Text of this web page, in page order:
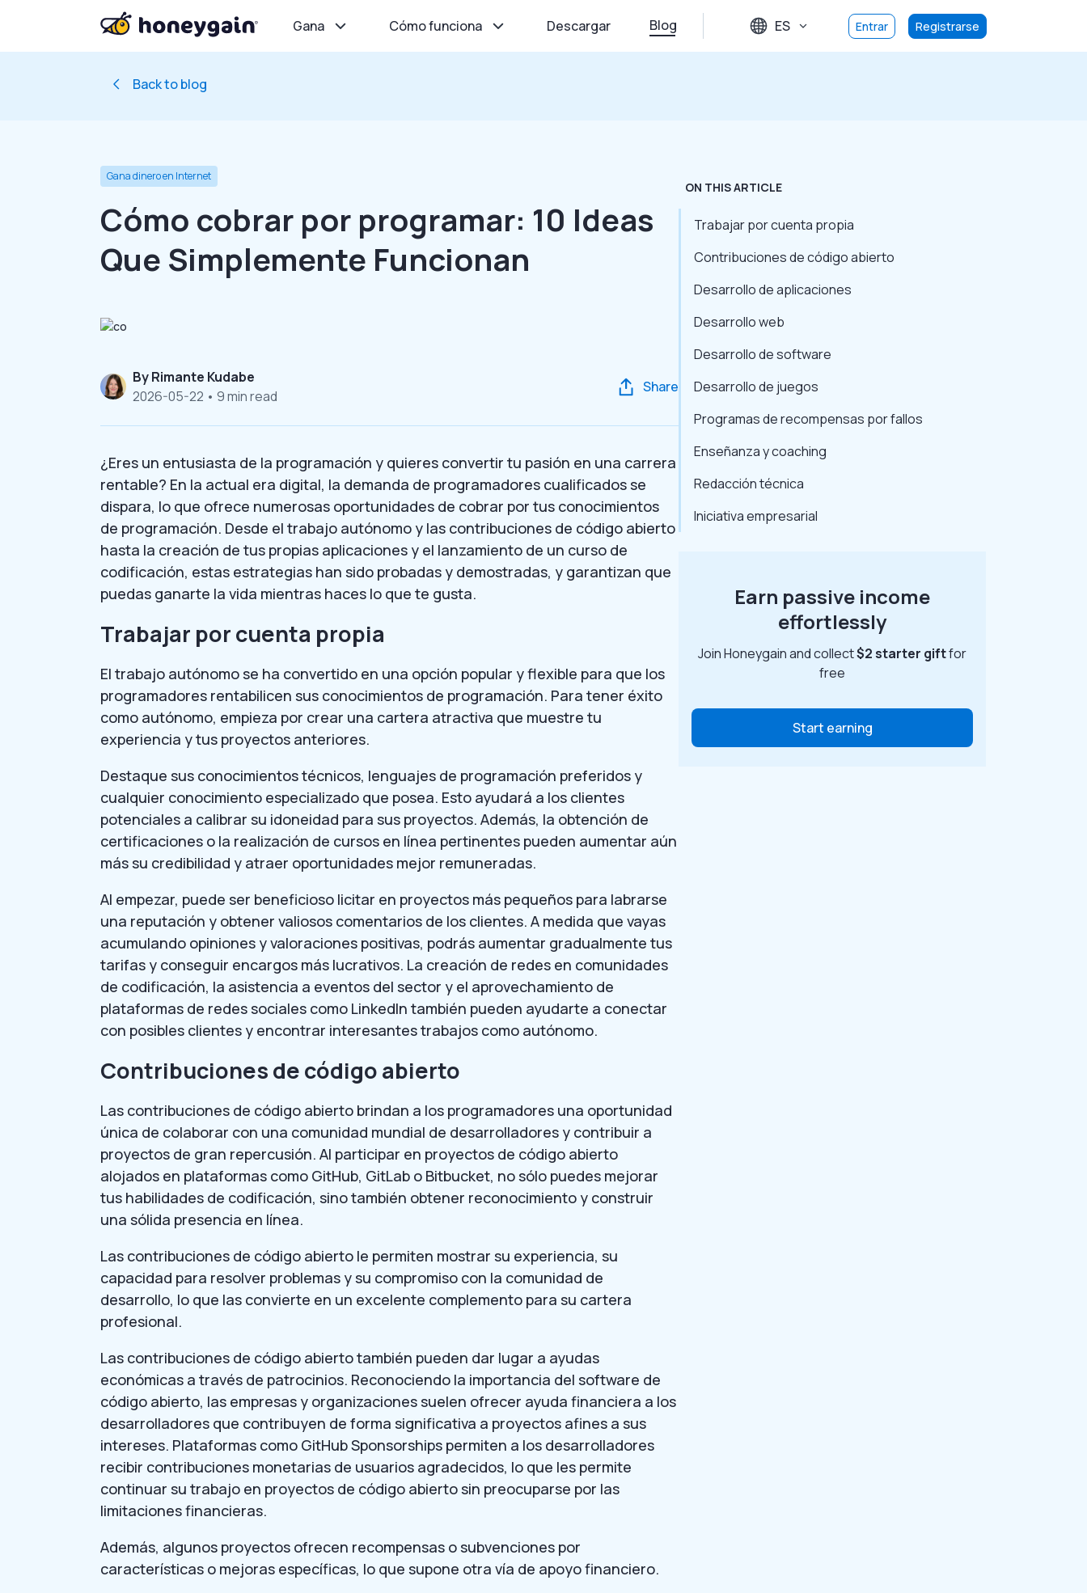
Gana Cómo funciona Descargar Blog ES Entrar Registrarse
Back to blog
Gana dinero en Internet
Cómo cobrar por programar: 10 Ideas
Que Simplemente Funcionan
ByRimante Kudabe
2026-05-22 • 9 min read
Share
¿Eres un entusiasta de la programación y quieres convertir tu pasión en una carrera
rentable? En la actual era digital, la demanda de programadores cualificados se
dispara, lo que ofrece numerosas oportunidades de cobrar por tus conocimientos
de programación. Desde el trabajo autónomo y las contribuciones de código abierto
hasta la creación de tus propias aplicaciones y el lanzamiento de un curso de
codificación, estas estrategias han sido probadas y demostradas, y garantizan que
puedas ganarte la vida mientras haces lo que te gusta.
Trabajar por cuenta propia
El trabajo autónomo se ha convertido en una opción popular y flexible para que los
programadores rentabilicen sus conocimientos de programación. Para tener éxito
como autónomo, empieza por crear una cartera atractiva que muestre tu
experiencia y tus proyectos anteriores.
Destaque sus conocimientos técnicos, lenguajes de programación preferidos y
cualquier conocimiento especializado que posea. Esto ayudará a los clientes
potenciales a calibrar su idoneidad para sus proyectos. Además, la obtención de
certificaciones o la realización de cursos en línea pertinentes pueden aumentar aún
más su credibilidad y atraer oportunidades mejor remuneradas.
Al empezar, puede ser beneficioso licitar en proyectos más pequeños para labrarse
una reputación y obtener valiosos comentarios de los clientes. A medida que vayas
acumulando opiniones y valoraciones positivas, podrás aumentar gradualmente tus
tarifas y conseguir encargos más lucrativos. La creación de redes en comunidades
de codificación, la asistencia a eventos del sector y el aprovechamiento de
plataformas de redes sociales como LinkedIn también pueden ayudarte a conectar
con posibles clientes y encontrar interesantes trabajos como autónomo.
Contribuciones de código abierto
Las contribuciones de código abierto brindan a los programadores una oportunidad
única de colaborar con una comunidad mundial de desarrolladores y contribuir a
proyectos de gran repercusión. Al participar en proyectos de código abierto
alojados en plataformas como GitHub, GitLab o Bitbucket, no sólo puedes mejorar
tus habilidades de codificación, sino también obtener reconocimiento y construir
una sólida presencia en línea.
Las contribuciones de código abierto le permiten mostrar su experiencia, su
capacidad para resolver problemas y su compromiso con la comunidad de
desarrollo, lo que las convierte en un excelente complemento para su cartera
profesional.
Las contribuciones de código abierto también pueden dar lugar a ayudas
económicas a través de patrocinios. Reconociendo la importancia del software de
código abierto, las empresas y organizaciones suelen ofrecer ayuda financiera a los
desarrolladores que contribuyen de forma significativa a proyectos afines a sus
intereses. Plataformas como GitHub Sponsorships permiten a los desarrolladores
recibir contribuciones monetarias de usuarios agradecidos, lo que les permite
continuar su trabajo en proyectos de código abierto sin preocuparse por las
limitaciones financieras.
Además, algunos proyectos ofrecen recompensas o subvenciones por
características o mejoras específicas, lo que supone otra vía de apoyo financiero.
ON THIS ARTICLE
Trabajar por cuenta propia
Contribuciones de código abierto
Desarrollo de aplicaciones
Desarrollo web
Desarrollo de software
Desarrollo de juegos
Programas de recompensas por fallos
Enseñanza y coaching
Redacción técnica
Iniciativa empresarial
Earn passive income
effortlessly
Join Honeygain and collect$2 starter giftfor
free
Start earning